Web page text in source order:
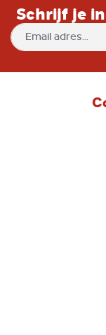
Schrijf je
Abonneer
u
onze